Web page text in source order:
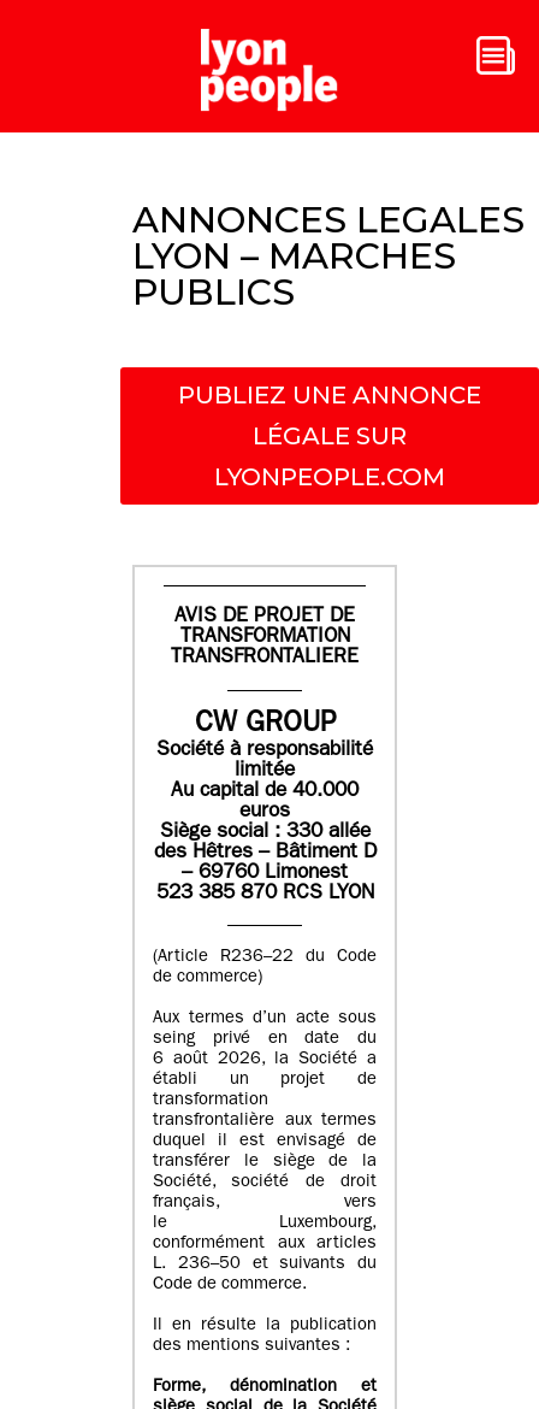
ANNONCES LEGALES
LYON – MARCHES
PUBLICS
PUBLIEZ UNE ANNONCE
LÉGALE SUR
LYONPEOPLE.COM
AVIS DE PROJET DE
TRANSFORMATION
TRANSFRONTALIERE
CW GROUP
Société à responsabilité
limitée
Au capital de 40.000
euros
Siège social : 330 allée
des Hêtres – Bâtiment D
– 69760 Limonest
523 385 870 RCS LYON
(Article R236–22 du Code
de commerce)
Aux termes d’un acte sous
seing privé en date du
6 août 2026, la Société a
établi un projet de
transformation
transfrontalière aux termes
duquel il est envisagé de
transférer le siège de la
Société, société de droit
français, vers
le Luxembourg,
conformément aux articles
L. 236–50 et suivants du
Code de commerce.
Il en résulte la publication
des mentions suivantes :
Forme, dénomination et